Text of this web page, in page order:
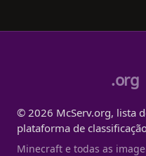
.org
© 2026 McServ.org, lista
plataforma de
Minecraft e todas as